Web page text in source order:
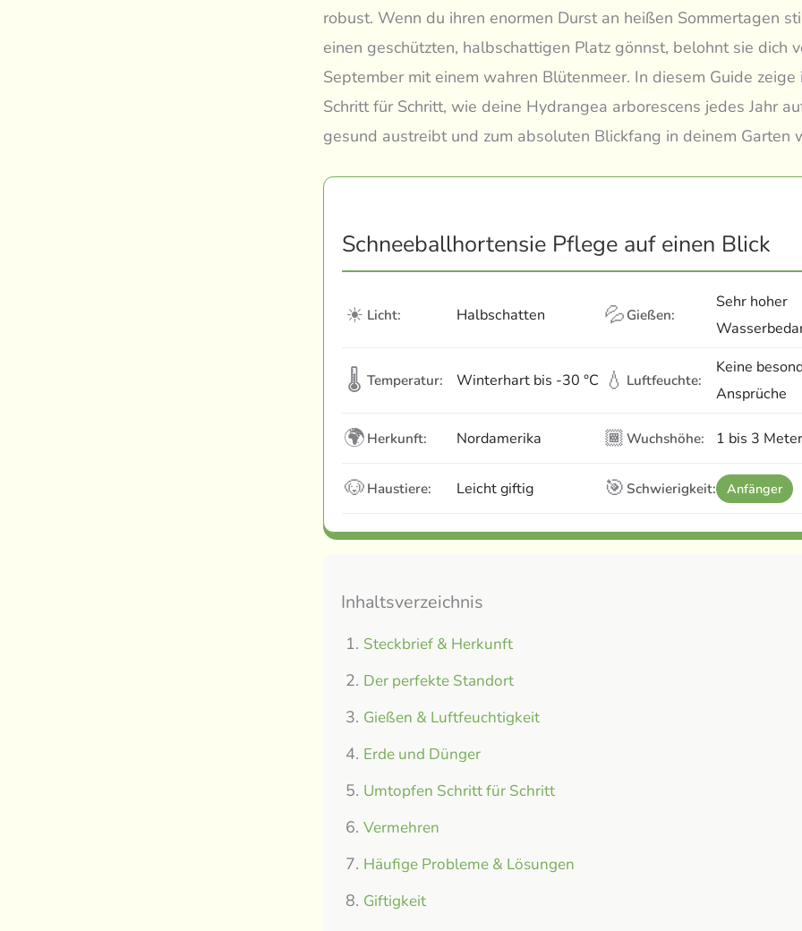
robust. Wenn du ihren enormen Durst an heißen Sommertagen
einen geschützten, halbschattigen Platz gönnst, belohnt sie dich
September mit einem wahren Blütenmeer. In diesem Guide zeige
Schritt für Schritt, wie deine Hydrangea arborescens jedes Jahr
gesund austreibt und zum absoluten Blickfang in deinem Garten
Schneeballhortensie Pflege auf einen Blick
☀ Licht: Halbschatten 💦 Gießen:
Sehr hoher
🌡 Temperatur: Winterhart bis -30 °C 💧 Luftfeuchte:
Keine
Ansprüche
🌍 Herkunft: Nordamerika 🏾 Wuchshöhe: 1 bis 3 Meter
🐶 Haustiere: Leicht giftig 🎯 Schwierigkeit: Anfänger
Inhaltsverzeichnis
Steckbrief & Herkunft
Der perfekte Standort
Gießen & Luftfeuchtigkeit
Erde und Dünger
Umtopfen Schritt für Schritt
Vermehren
Häufige Probleme & Lösungen
Giftigkeit